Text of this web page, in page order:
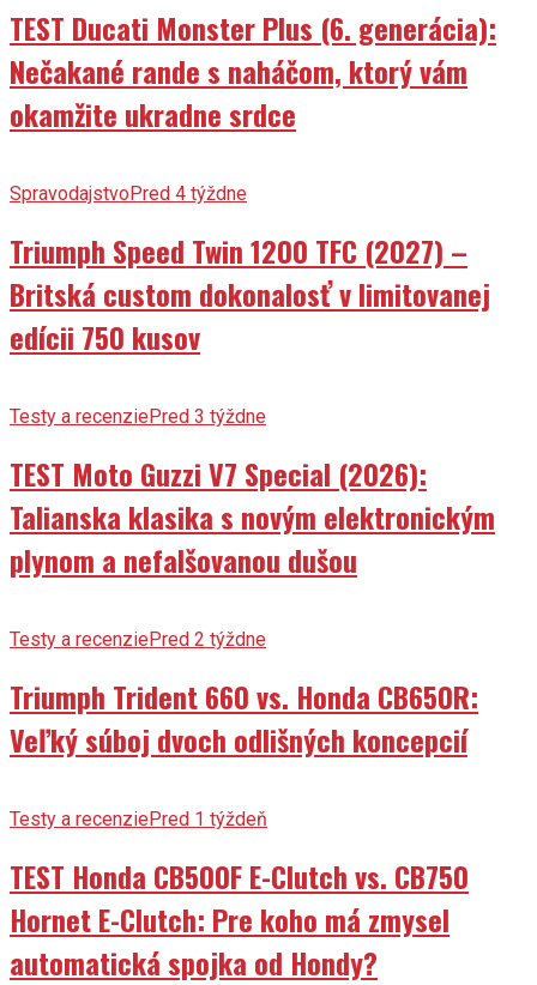
TEST Ducati Monster Plus (6. generácia):
Nečakané rande s naháčom, ktorý vám
okamžite ukradne srdce
SpravodajstvoPred 4 týždne
Triumph Speed Twin 1200 TFC (2027) –
Britská custom dokonalosť v limitovanej
edícii 750 kusov
Testy a recenziePred 3 týždne
TEST Moto Guzzi V7 Special (2026):
Talianska klasika s novým elektronickým
plynom a nefalšovanou dušou
Testy a recenziePred 2 týždne
Triumph Trident 660 vs. Honda CB650R:
Veľký súboj dvoch odlišných koncepcií
Testy a recenziePred 1 týždeň
TEST Honda CB500F E-Clutch vs. CB750
Hornet E-Clutch: Pre koho má zmysel
automatická spojka od Hondy?